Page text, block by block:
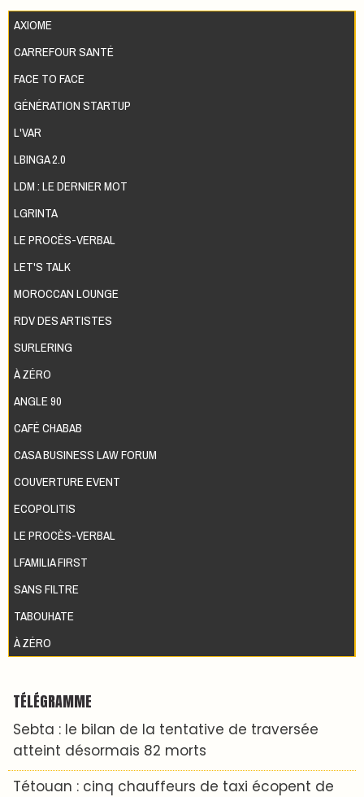
AXIOME
CARREFOUR SANTÉ
FACE TO FACE
GÉNÉRATION STARTUP
L'VAR
LBINGA 2.0
LDM : LE DERNIER MOT
LGRINTA
LE PROCÈS-VERBAL
LET'S TALK
MOROCCAN LOUNGE
RDV DES ARTISTES
SURLERING
À ZÉRO
ANGLE 90
CAFÉ CHABAB
CASA BUSINESS LAW FORUM
COUVERTURE EVENT
ECOPOLITIS
LE PROCÈS-VERBAL
LFAMILIA FIRST
SANS FILTRE
TABOUHATE
À ZÉRO
TÉLÉGRAMME
Sebta : le bilan de la tentative de traversée
atteint désormais 82 morts
Tétouan : cinq chauffeurs de taxi écopent de